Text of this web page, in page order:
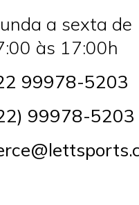
a sexta de
às 17:00h
99978-5203
99978-5203